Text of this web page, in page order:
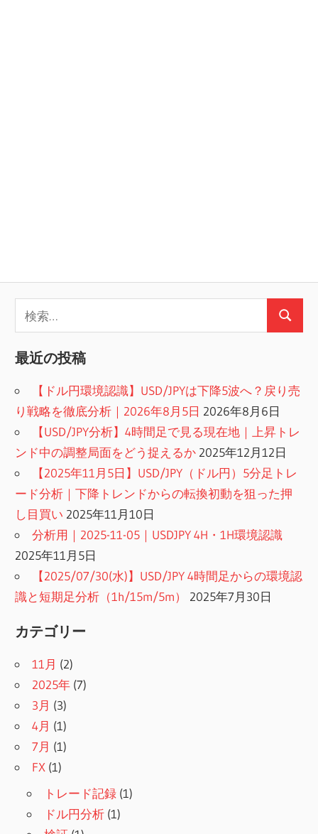
索:
検
最近の投稿
【ドル円環境認識】USD/JPYは下降5波へ？戻り売
り戦略を徹底分析｜2026年8月5日 2026年8月6日
【USD/JPY分析】4時間足で見る現在地｜上昇トレ
ンド中の調整局面をどう捉えるか 2025年12月12日
【2025年11月5日】USD/JPY（ドル円）5分足トレ
ード分析｜下降トレンドからの転換初動を狙った押
し目買い 2025年11月10日
分析用｜2025-11-05｜USDJPY 4H・1H環境認識
2025年11月5日
【2025/07/30(水)】USD/JPY 4時間足からの環境認
識と短期足分析（1h/15m/5m）
2025年7月30日
カテゴリー
11月 (2)
2025年 (7)
3月 (3)
4月 (1)
7月 (1)
FX (1)
トレード記録 (1)
ドル円分析 (1)